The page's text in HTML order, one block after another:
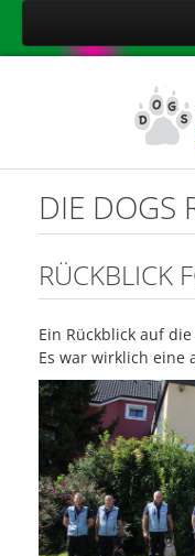
Kontakt
Sitemap
Impressum
Onlineshop
DIE DOGS
RÜCKBLICK
Ein Rückblick auf die
Es war wirklich eine